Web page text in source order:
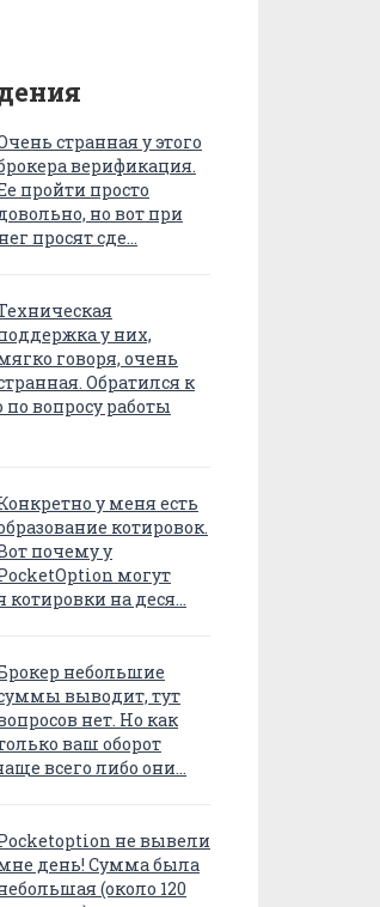
странная у этого
верификация.
пройти просто
но вот при
просят сде…
у них,
говоря, очень
Обратился к
вопросу работы
у меня есть
котировок.
почему у
могут
котировки на деся…
небольшие
выводит, тут
нет. Но как
ваш оборот
всего либо они…
не вывели
день! Сумма была
(около 120